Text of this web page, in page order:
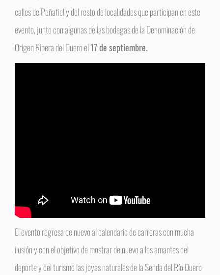
calles de Peñafiel y del resto de localidades que participan en este
evento, junto con algunas de las bodegas de la Denominación de
Origen Ribera del Duero el17 de septiembre.
El evento regresa de nuevo al calendario de carreras con mucha
ilusión y con el objetivo de mostrar de nuevo a los amantes del
deporte y del turismo las joyas naturales de la Senda del Río Duero